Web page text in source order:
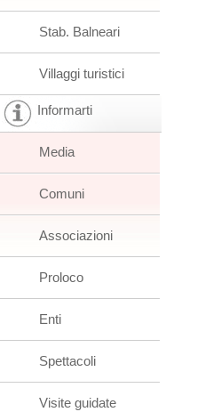
Stab. Balneari
Villaggi turistici
Informarti
Media
Comuni
Associazioni
Proloco
Enti
Spettacoli
Visite guidate